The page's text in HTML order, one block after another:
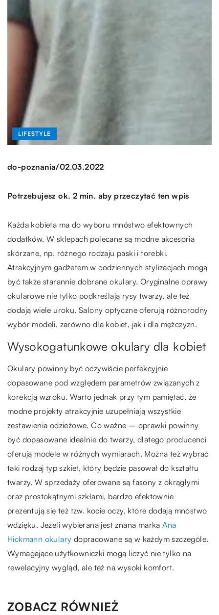
LIFESTYLE
do-poznania/02.03.2022
Potrzebujesz ok. 2 min. aby przeczytać ten wpis
Każda kobieta ma do wyboru mnóstwo efektownych
dodatków. W sklepach polecane są modne akcesoria
skórzane, np. różnego rodzaju paski i torebki.
Atrakcyjnym gadżetem w codziennych stylizacjach mogą
być także starannie dobrane okulary. Oryginalne oprawy
okularowe nie tylko podkreślają rysy twarzy, ale też
dodają wiele uroku. Salony optyczne oferują różnorodny
wybór modeli, zarówno dla kobiet, jak i dla mężczyzn.
Wysokogatunkowe okulary dla kobiet
Okulary powinny być oczywiście perfekcyjnie
dopasowane pod względem parametrów związanych z
korekcją wzroku. Warto jednak przy tym pamiętać, że
modne projekty atrakcyjnie uzupełniają wszystkie
zestawienia odzieżowe. Co ważne – oprawki powinny
być dopasowane idealnie do twarzy, dlatego producenci
oferują modele w różnych wymiarach. Można też wybrać
taki rodzaj typ szkieł, który będzie pasował do kształtu
twarzy. W sprzedaży oferowane są fasony z okrągłymi
oraz prostokątnymi szkłami, bardzo efektownie
prezentują się też tzw. kocie oczy, które dodają mnóstwo
wdzięku. Jeżeli wybierana jest znana markaAna
Hickmann okulary dopracowane są w każdym szczególe.
Wymagające użytkowniczki mogą liczyć nie tylko na
rewelacyjny wygląd, ale też na wysoki komfort.
ZOBACZ RÓWNIEŻ